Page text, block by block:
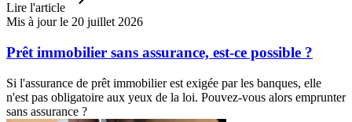
Lire l'article
Mis à jour le 20 juillet 2026
Prêt immobilier sans assurance, est-ce possible ?
Si l'assurance de prêt immobilier est exigée par les banques, elle
n'est pas obligatoire aux yeux de la loi. Pouvez-vous alors emprunter
sans assurance ?